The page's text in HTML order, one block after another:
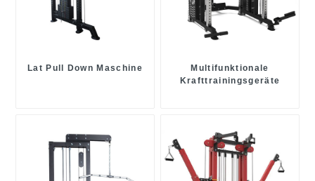
Lat Pull Down Maschine
Multifunktionale
Krafttrainingsgeräte